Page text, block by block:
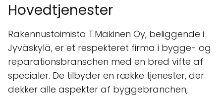
Hovedtjenester
Rakennustoimisto T.Mäkinen Oy, beliggende i
Jyväskylä, er et respekteret firma i bygge- og
reparationsbranschen med en bred vifte af
specialer. De tilbyder en række tjenester, der
dekker alle aspekter af byggebranchen,